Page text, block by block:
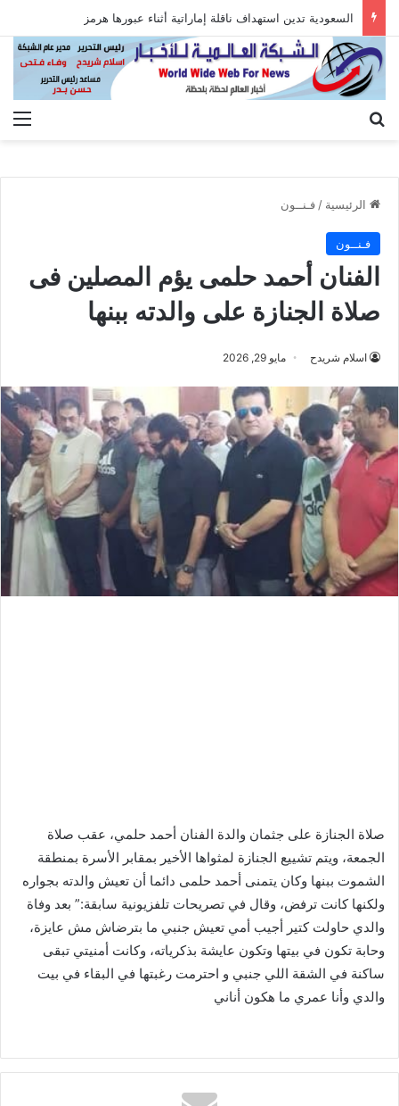
السعودية تدين استهداف ناقلة إماراتية أثناء عبورها هرمز
الرئيسية /فـنــون
فـنــون
الفنان أحمد حلمى يؤم المصلين فى
صلاة الجنازة على والدته ببنها
اسلام شريدح مايو 29, 2026
صلاة الجنازة على جثمان والدة الفنان أحمد حلمي، عقب صلاة
الجمعة، ويتم تشييع الجنازة لمثواها الأخير بمقابر الأسرة بمنطقة
الشموت ببنها وكان يتمنى أحمد حلمى دائما أن تعيش والدته بجواره
ولكنها كانت ترفض، وقال في تصريحات تلفزيونية سابقة:” بعد وفاة
والدي حاولت كتير أجيب أمي تعيش جنبي ما بترضاش مش عايزة،
وحابة تكون في بيتها وتكون عايشة بذكرياته، وكانت أمنيتي تبقى
ساكنة في الشقة اللي جنبي و احترمت رغبتها في البقاء في بيت
والدي وأنا عمري ما هكون أناني